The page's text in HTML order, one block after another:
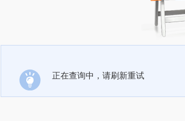
正在查询中，请刷新重试